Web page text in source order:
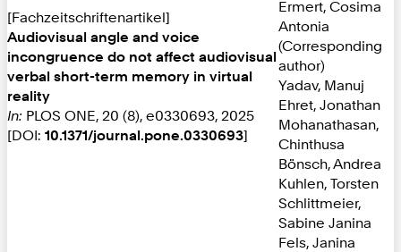
[Fachzeitschriftenartikel]
Audiovisual angle and voice
incongruence do not affect audiovisual
verbal short-term memory in virtual
reality
In: PLOS ONE, 20 (8), e0330693, 2025
[DOI: 10.1371/journal.pone.0330693]
Ermert, Cosima
Antonia
(Corresponding
author)
Yadav, Manuj
Ehret, Jonathan
Mohanathasan,
Chinthusa
Bönsch, Andrea
Kuhlen, Torsten
Schlittmeier,
Sabine Janina
Fels, Janina